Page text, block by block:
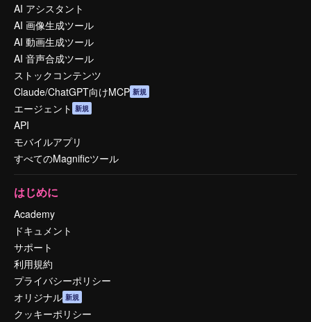
AI アシスタント
AI 画像生成ツール
AI 動画生成ツール
AI 音声合成ツール
ストックコンテンツ
Claude/ChatGPT向けMCP 新規
エージェント 新規
API
モバイルアプリ
すべてのMagnificツール
はじめに
Academy
ドキュメント
サポート
利用規約
プライバシーポリシー
オリジナル 新規
クッキーポリシー